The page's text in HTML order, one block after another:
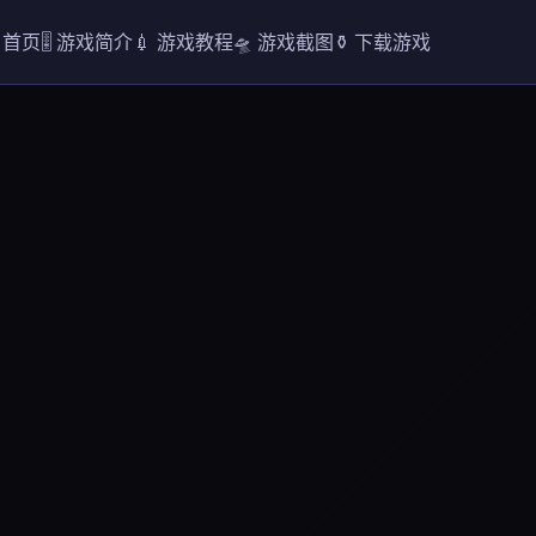
页🎚️ 游戏简介💉 游戏教程🛸 游戏截图⚱️ 下载游戏